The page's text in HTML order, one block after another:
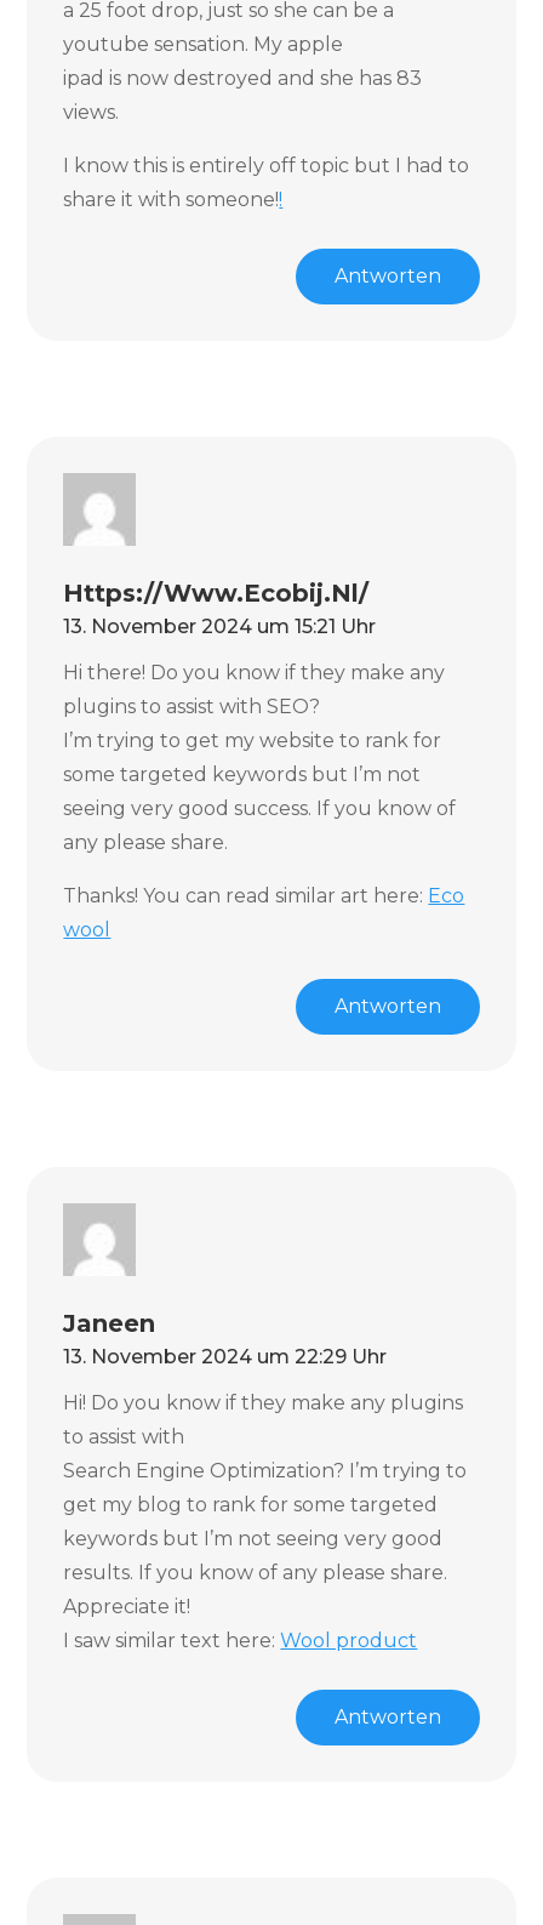
a 25 foot drop, just so she can be a
youtube sensation. My apple
ipad is now destroyed and she has 83
views.
I know this is entirely off topic but I had to
share it with someone!!
Antworten
Https://www.ecobij.nl/
13. November 2024 um 15:21 Uhr
Hi there! Do you know if they make any
plugins to assist with SEO?
I’m trying to get my website to rank for
some targeted keywords but I’m not
seeing very good success. If you know of
any please share.
Thanks! You can read similar art here: Eco
wool
Antworten
Janeen
13. November 2024 um 22:29 Uhr
Hi! Do you know if they make any plugins
to assist with
Search Engine Optimization? I’m trying to
get my blog to rank for some targeted
keywords but I’m not seeing very good
results. If you know of any please share.
Appreciate it!
I saw similar text here:Wool product
Antworten